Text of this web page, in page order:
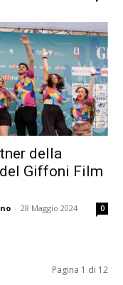
della
Giffoni Film
- 28 Maggio 2024 0
Pagina 1 di 12